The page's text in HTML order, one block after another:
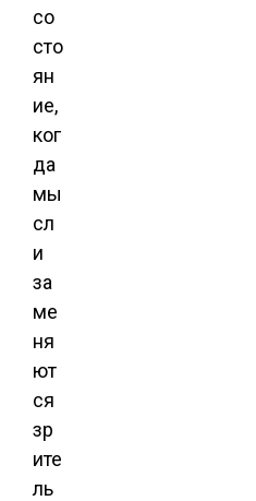
со
сто
ян
ие,
ког
да
мы
сл
и
за
ме
ня
ют
ся
зр
ите
ль